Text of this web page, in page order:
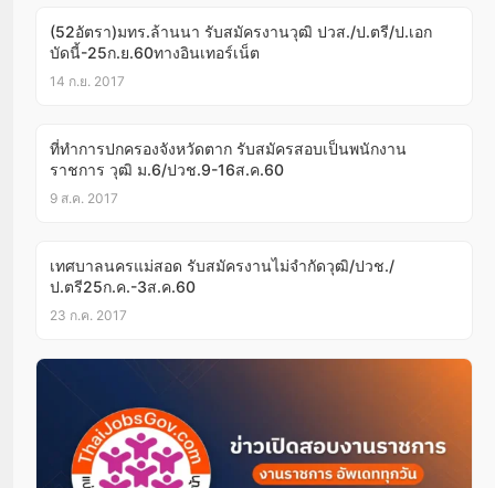
(52อัตรา)มทร.ล้านนา รับสมัครงานวุฒิ ปวส./ป.ตรี/ป.เอก
บัดนี้-25ก.ย.60ทางอินเทอร์เน็ต
14 ก.ย. 2017
ที่ทำการปกครองจังหวัดตาก รับสมัครสอบเป็นพนักงาน
ราชการ วุฒิ ม.6/ปวช.9-16ส.ค.60
9 ส.ค. 2017
เทศบาลนครแม่สอด รับสมัครงานไม่จำกัดวุฒิ/ปวช./
ป.ตรี25ก.ค.-3ส.ค.60
23 ก.ค. 2017